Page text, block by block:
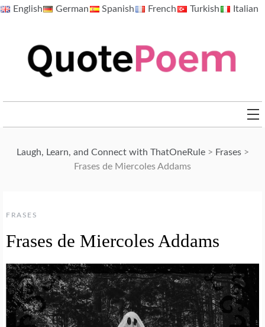
SkipEnglish German Spanish French Turkish Italian
Laugh, Learn, and Connect with ThatOneRule> Frases>
Frases de Miercoles Addams
FRASES
Frases de Miercoles Addams